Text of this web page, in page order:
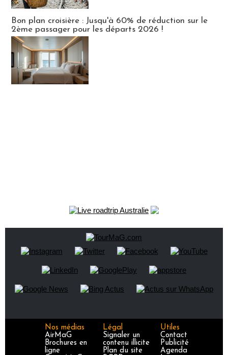
Bon plan croisière : Jusqu'à 60% de réduction sur le
2ème passager pour les départs 2026 !
Nos médias
AirMaG
Brochures en
ligne
Légal
Signaler un
contenu illicite
Plan du site
Utiles
Contact
Publicité
Agenda